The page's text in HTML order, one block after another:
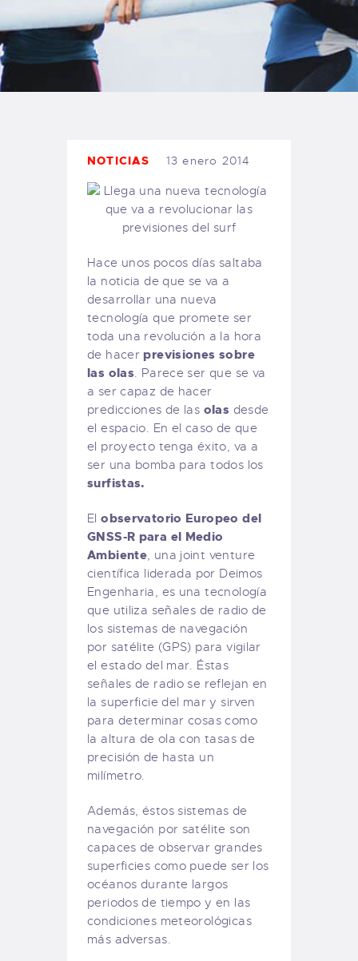
TIENDA FAMILY SURFERS
WEBCAM SALINAS
PEDIDOS
NOTICIAS 13 enero 2014
Hace unos pocos días saltaba
la noticia de que se va a
desarrollar una nueva
tecnología que promete ser
toda una revolución a la hora
de hacer previsiones sobre
las olas . Parece ser que se va
a ser capaz de hacer
predicciones de las olas desde
el espacio. En el caso de que
el proyecto tenga éxito, va a
ser una bomba para todos los
surfistas.
Elobservatorio Europeo del
GNSS-R para el Medio
Ambiente , una joint venture
científica liderada por Deimos
Engenharia, es una tecnología
que utiliza señales de radio de
los sistemas de navegación
por satélite (GPS) para vigilar
el estado del mar. Éstas
señales de radio se reflejan en
la superficie del mar y sirven
para determinar cosas como
la altura de ola con tasas de
precisión de hasta un
milímetro.
Además, éstos sistemas de
navegación por satélite son
capaces de observar grandes
superficies como puede ser los
océanos durante largos
periodos de tiempo y en las
condiciones meteorológicas
más adversas.